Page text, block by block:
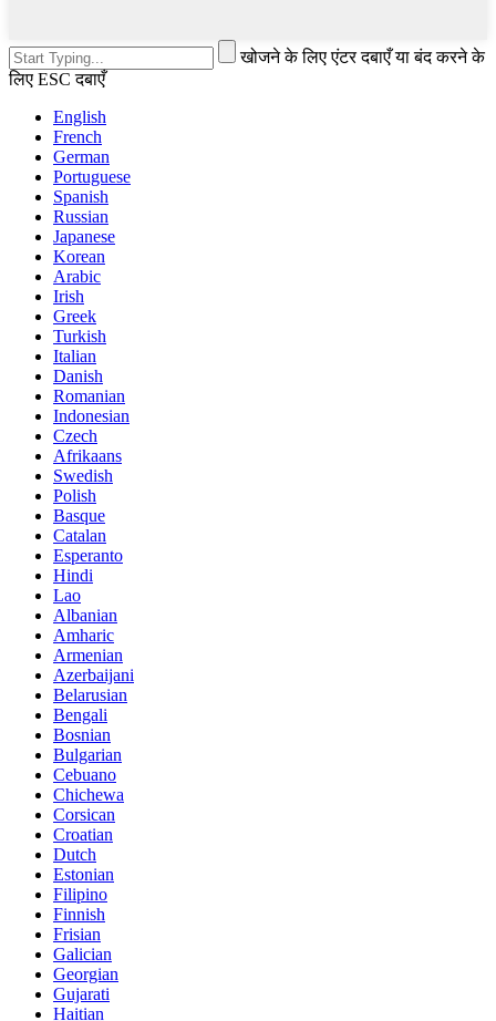
खोजने के लिए एंटर दबाएँ या बंद करने के
लिए ESC दबाएँ
English
French
German
Portuguese
Spanish
Russian
Japanese
Korean
Arabic
Irish
Greek
Turkish
Italian
Danish
Romanian
Indonesian
Czech
Afrikaans
Swedish
Polish
Basque
Catalan
Esperanto
Hindi
Lao
Albanian
Amharic
Armenian
Azerbaijani
Belarusian
Bengali
Bosnian
Bulgarian
Cebuano
Chichewa
Corsican
Croatian
Dutch
Estonian
Filipino
Finnish
Frisian
Galician
Georgian
Gujarati
Haitian